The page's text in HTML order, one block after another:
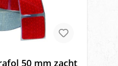
50 mm zacht